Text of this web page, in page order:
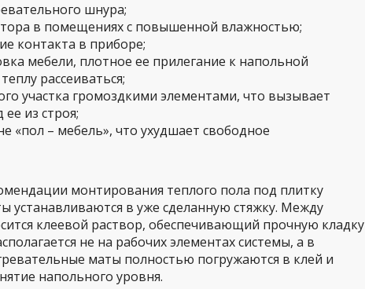
шнура;
в помещениях с повышенной влажностью;
контакта в приборе;
мебели, плотное ее прилегание к напольной
рассеиваться;
участка громоздкими элементами, что вызывает
из строя;
«пол – мебель», что ухудшает свободное
монтирования теплого пола под плитку
устанавливаются в уже сделанную стяжку. Между
клеевой раствор, обеспечивающий прочную кладку
не на рабочих элементах системы, а в
маты полностью погружаются в клей и
напольного уровня.